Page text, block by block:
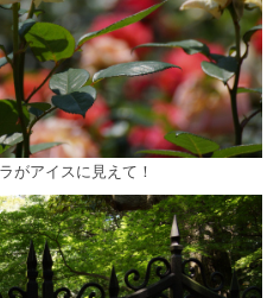
がアイスに見えて！